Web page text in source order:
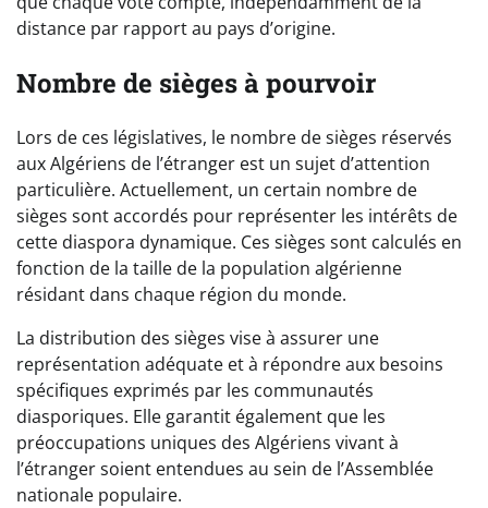
distance par rapport au pays d’origine.
Nombre de sièges à pourvoir
Lors de ces législatives, le nombre de sièges réservés
aux Algériens de l’étranger est un sujet d’attention
particulière. Actuellement, un certain nombre de
sièges sont accordés pour représenter les intérêts de
cette diaspora dynamique. Ces sièges sont calculés en
fonction de la taille de la population algérienne
résidant dans chaque région du monde.
La distribution des sièges vise à assurer une
représentation adéquate et à répondre aux besoins
spécifiques exprimés par les communautés
diasporiques. Elle garantit également que les
préoccupations uniques des Algériens vivant à
l’étranger soient entendues au sein de l’Assemblée
nationale populaire.